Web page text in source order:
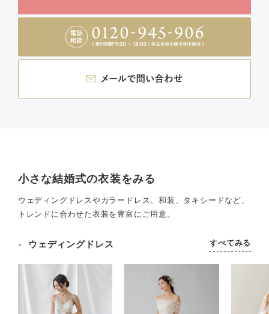
小さな結婚式の衣装をみる
ウェディングドレスやカラードレス、和装、タキシードなど、
トレンドに合わせた衣装を豊富にご用意。
ウェディングドレス すべてみる